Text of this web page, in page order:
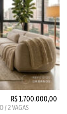
R$ 1.700.000,00
/ 2 VAGAS